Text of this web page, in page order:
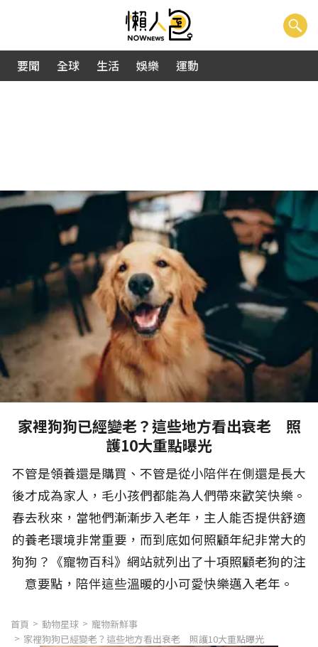
要聞 全球 生活 娛樂 運動
家裡狗狗已經變老？這些地方看出衰老 照
護10大重點曝光
不管是領養還是購買、不管是從小陪伴在側還是長大
後才成為家人，毛小孩們都能為人們帶來歡笑快樂。
春去秋來，當牠們漸漸步入老年，主人能否提供舒適
的養老環境非常重要，而到底如何照顧年紀非常大的
狗狗？《寵物百科》網站就列出了十項照顧老狗的注
意要點，陪伴這些溫暖的小可愛快樂邁入老年。
首頁 動物星球
寵物新鮮事
家裡狗狗已經變老？這些地方看出衰老 照護10大重點曝光